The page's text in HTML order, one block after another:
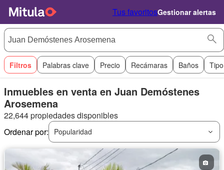
Tus favoritosGestionar alertas
Filtros Palabras clave Precio Recámaras Baños
Inmuebles en venta en Juan Demóstenes
Arosemena
22,644 propiedades disponibles
Ordenar por:
Popularidad